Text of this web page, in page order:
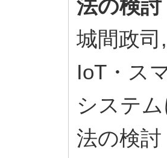
法の検討
城間政
IoT・ス
システ
法の検